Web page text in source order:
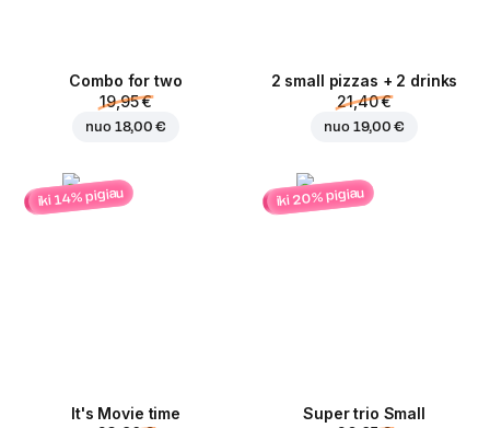
Combo for two
19,95 €
nuo 18,00 €
2 small pizzas + 2 drinks
21,40 €
nuo 19,00 €
iki 14% pigiau
It's Movie time
iki 20% pigiau
Super trio Small